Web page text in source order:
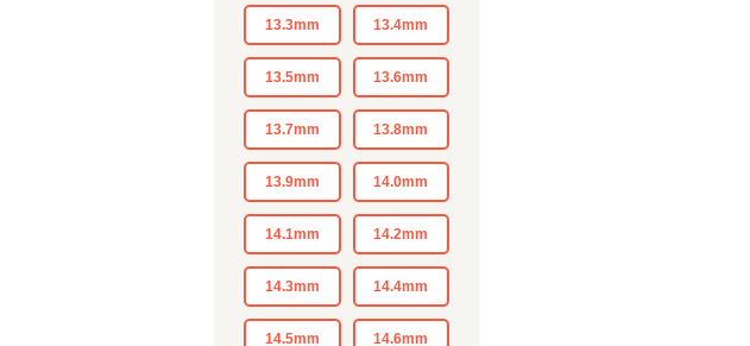
13.3mm 13.4mm
13.5mm 13.6mm
13.7mm 13.8mm
13.9mm 14.0mm
14.1mm 14.2mm
14.3mm 14.4mm
14.5mm 14.6mm